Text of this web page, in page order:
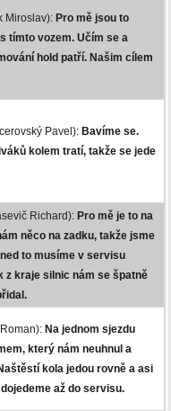
Miroslav): Pro mě jsou to
tímto vozem. Učím se a
hold patří. Našim cílem
Pavel): Bavíme se.
kolem tratí, takže se jede
Richard): Pro mě je to na
něco na zadku, takže jsme
to musíme v servisu
z kraje silnic nám se špatně
Na jednom sjezdu
který nám neuhnul a
kola jedou rovně a asi
až do servisu.